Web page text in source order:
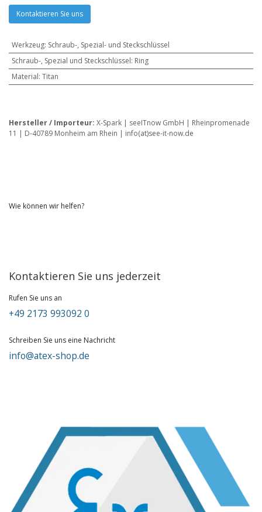
Kontaktieren Sie uns
Werkzeug: Schraub-, Spezial- und Steckschlüssel
Schraub-, Spezial und Steckschlüssel: Ring
Material: Titan
Hersteller / Importeur: X-Spark | seeITnow GmbH | Rheinpromenade
11 | D-40789 Monheim am Rhein | info(at)see-it-now.de
Wie können wir helfen?
Kontaktieren Sie uns jederzeit
Rufen Sie uns an
+49 2173 993092 0
Schreiben Sie uns eine Nachricht
info@atex-shop.de